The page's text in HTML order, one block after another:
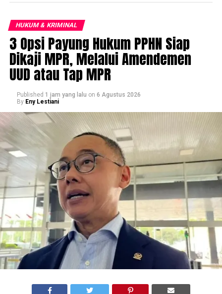
HUKUM & KRIMINAL
3 Opsi Payung Hukum PPHN Siap
Dikaji MPR, Melalui Amendemen
UUD atau Tap MPR
Published 1 jam yang lalu on 6 Agustus 2026
By Eny Lestiani